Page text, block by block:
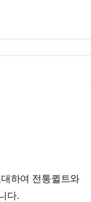
하여 전통퀼트와
다.